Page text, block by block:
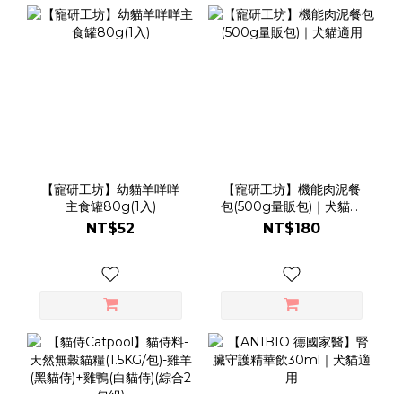
【寵研工坊】幼貓羊咩咩
主食罐80g(1入)
NT$52
【寵研工坊】機能肉泥餐
包(500g量販包)｜犬貓適
用
NT$180